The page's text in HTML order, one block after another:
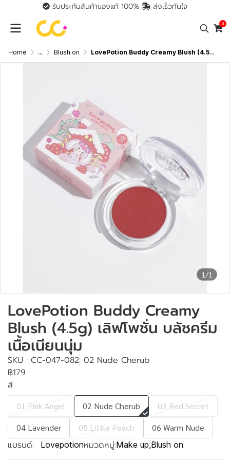
รับประกันสินค้าของแท้ 100% ส่งเร็วทันใจ
0
Home ... Blush on LovePotion Buddy Creamy Blush (4.5g) เลิฟโพชั่น บลัชครีมเนื้อเนียนนุ่ม
1/1
LovePotion Buddy Creamy
Blush (4.5g) เลิฟโพชั่น บลัชครีม
เนื้อเนียนนุ่ม
SKU : CC-047-082 02 Nude Cherub
฿179
สี
01 Pink Angel 02 Nude Cherub
03 Red Secret
04 Lavender
05 Little Peach 06 Warm Nude
แบรนด์: Lovepotionหมวดหมู่:Make up,Blush on